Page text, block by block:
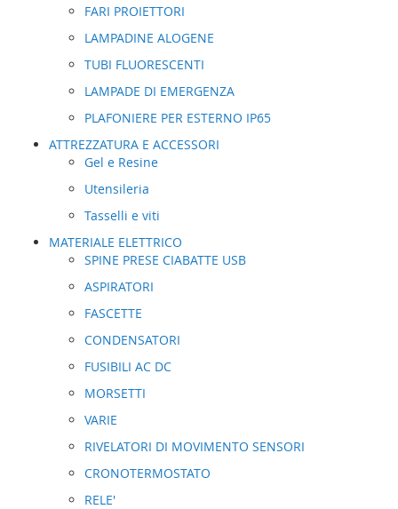
FARI PROIETTORI
LAMPADINE ALOGENE
TUBI FLUORESCENTI
LAMPADE DI EMERGENZA
PLAFONIERE PER ESTERNO IP65
ATTREZZATURA E ACCESSORI
Gel e Resine
Utensileria
Tasselli e viti
MATERIALE ELETTRICO
SPINE PRESE CIABATTE USB
ASPIRATORI
FASCETTE
CONDENSATORI
FUSIBILI AC DC
MORSETTI
VARIE
RIVELATORI DI MOVIMENTO SENSORI
CRONOTERMOSTATO
RELE'